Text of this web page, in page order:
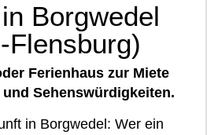
Borgwedel
Flensburg)
Ferienhaus zur Miete
Sehenswürdigkeiten.
in Borgwedel: Wer ein